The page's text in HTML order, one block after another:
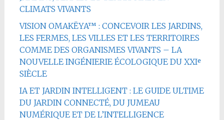
CLIMATS VIVANTS
VISION OMAKËYA™ : CONCEVOIR LES JARDINS,
LES FERMES, LES VILLES ET LES TERRITOIRES
COMME DES ORGANISMES VIVANTS – LA
NOUVELLE INGÉNIERIE ÉCOLOGIQUE DU XXIᵉ
SIÈCLE
IA ET JARDIN INTELLIGENT : LE GUIDE ULTIME
DU JARDIN CONNECTÉ, DU JUMEAU
NUMÉRIQUE ET DE L’INTELLIGENCE